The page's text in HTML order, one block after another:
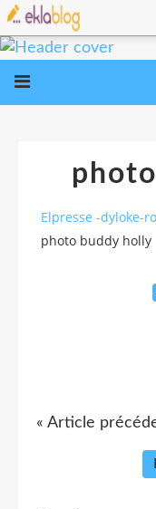
Elpresse -dyloke-
photo buddy holly
« Article